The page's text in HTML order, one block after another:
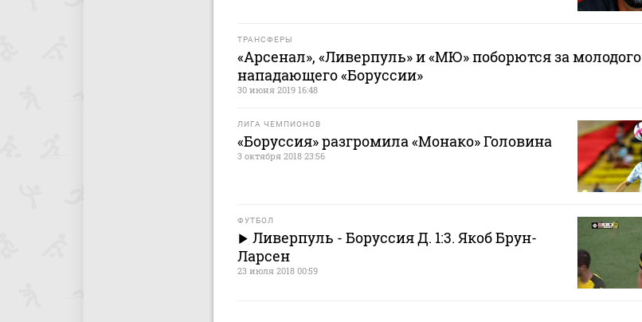
ТРАНСФЕРЫ
«Арсенал», «Ливерпуль» и «МЮ» поборются за молодого
нападающего «Боруссии»
30 июня 2019 16:48
ЛИГА ЧЕМПИОНОВ
«Боруссия» разгромила «Монако» Головина
3 октября 2018 23:56
ФУТБОЛ
Ливерпуль - Боруссия Д. 1:3. Якоб Брун-
Ларсен
23 июля 2018 00:59